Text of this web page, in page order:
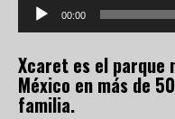
00:00
Xcaret es el parque
México en más de
familia.